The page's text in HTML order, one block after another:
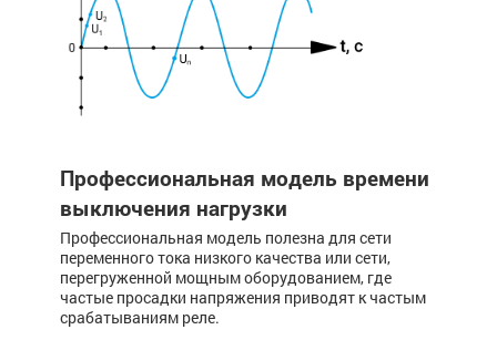
Профессиональная модель времени
выключения нагрузки
Профессиональная модель полезна для сети
переменного тока низкого качества или сети,
перегруженной мощным оборудованием, где
частые просадки напряжения приводят к частым
срабатываниям реле.